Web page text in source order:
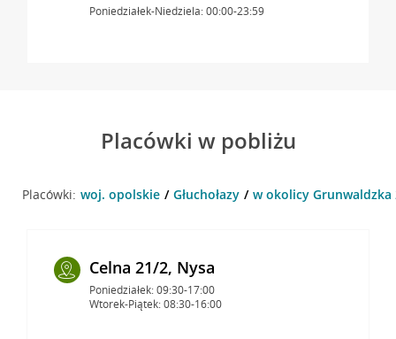
Poniedziałek-Niedziela: 00:00-23:59
Placówki w pobliżu
Placówki: woj. opolskie Głuchołazy w okolicy Grunwaldzka
Celna 21/2, Nysa
Poniedziałek: 09:30-17:00
Wtorek-Piątek: 08:30-16:00